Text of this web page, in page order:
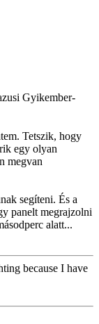
Gyikember-
Tetszik, hogy
egy olyan
megvan
segíteni. És a
panelt megrajzolni
alatt...
because I have